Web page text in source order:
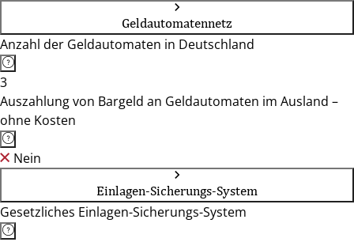
Geldautomatennetz
Anzahl der Geldautomaten in Deutschland
3
Auszahlung von Bargeld an Geldautomaten im Ausland –
ohne Kosten
Nein
Einlagen-Sicherungs-System
Gesetzliches Einlagen-Sicherungs-System